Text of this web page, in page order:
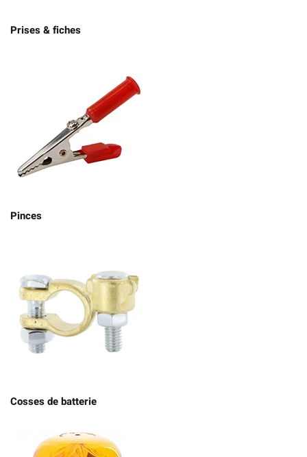
Prises & fiches
Pinces
Cosses de batterie